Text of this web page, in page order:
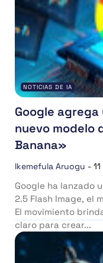
NOTICIAS DE IA
Google
nuevo modelo
Banana»
Ikemefula Aruogu -
Google ha lanzado
2.5 Flash Image, el
El movimiento
claro para crear...